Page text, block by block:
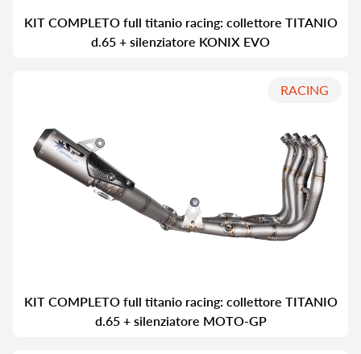
KIT COMPLETO full titanio racing: collettore TITANIO
d.65 + silenziatore KONIX EVO
RACING
KIT COMPLETO full titanio racing: collettore TITANIO
d.65 + silenziatore MOTO-GP